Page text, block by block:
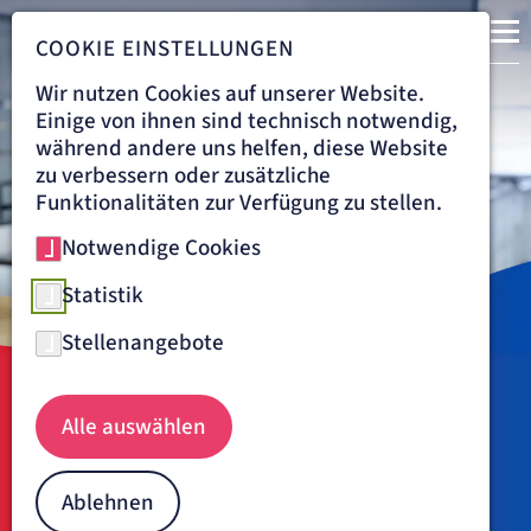
Ihre Experten für
Venenchirurgie.
Navigationspfad
ARTEMED FACHKLINIK BAD OEYNHAUSEN
Artemed Fachklinik Bad
Oeynhausen
COOKIE EINSTELLUNGEN
Wir nutzen Cookies auf unserer Website.
Einige von ihnen sind technisch notwendig,
während andere uns helfen, diese Website
zu verbessern oder zusätzliche
Funktionalitäten zur Verfügung zu stellen.
Notwendige Cookies
Statistik
Stellenangebote
Alle auswählen
Ablehnen